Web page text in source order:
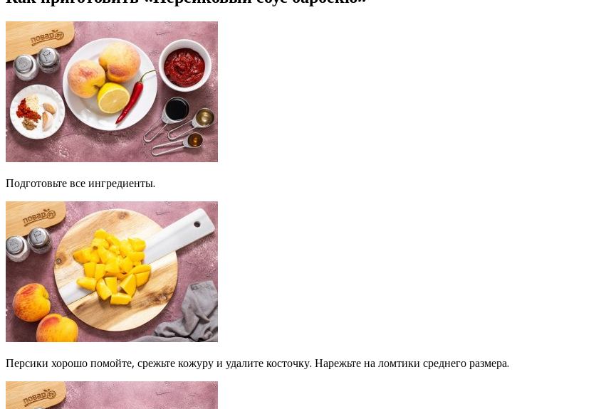
Подготовьте все ингредиенты.
Персики хорошо помойте, срежьте кожуру и удалите косточку. Нарежьте на ломтики среднего размера.